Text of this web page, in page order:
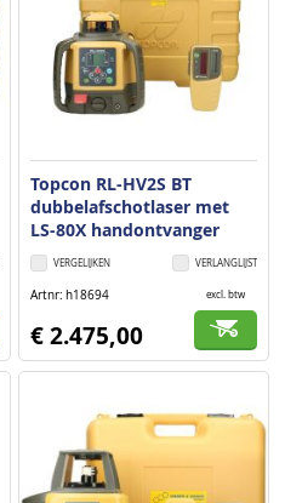
Topcon RL-HV2S BT
dubbelafschotlaser met
LS-80X handontvanger
VERLANGLIJST
VERGELIJKEN
Artnr h18694 excl. btw
€ 2.475,00